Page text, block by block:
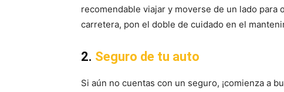
recomendable viajar y moverse de un lado
carretera, pon el doble de cuidado en el
2. Seguro de tu auto
Si aún no cuentas con un seguro, ¡comienza a